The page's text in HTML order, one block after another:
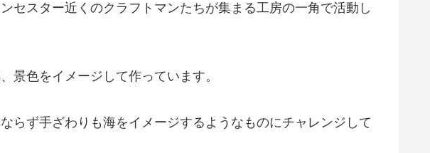
セスター近くのクラフトマンたちが集まる工房の一角で活動し
景色をイメージして作っています。
らず手ざわりも海をイメージするようなものにチャレンジして